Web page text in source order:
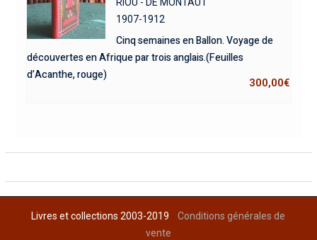
1907-1912
Cinq semaines en Ballon. Voyage de
découvertes en Afrique par trois anglais.(Feuilles
d’Acanthe, rouge)
300,00€
Livres et collections 2003-2019Conditions générales de
vente